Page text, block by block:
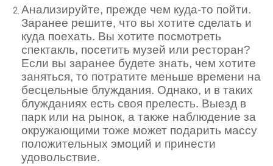
Анализируйте, прежде чем куда-то пойти.
Заранее решите, что вы хотите сделать и
куда поехать. Вы хотите посмотреть
спектакль, посетить музей или ресторан?
Если вы заранее будете знать, чем хотите
заняться, то потратите меньше времени на
бесцельные блуждания. Однако, и в таких
блужданиях есть своя прелесть. Выезд в
парк или на рынок, а также наблюдение за
окружающими тоже может подарить массу
положительных эмоций и принести
удовольствие.